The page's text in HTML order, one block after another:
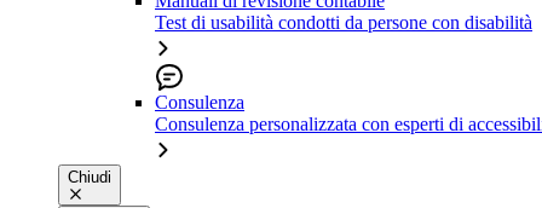
Test di usabilità condotti da persone con disabilità
Consulenza
Consulenza personalizzata con esperti di
Chiudi